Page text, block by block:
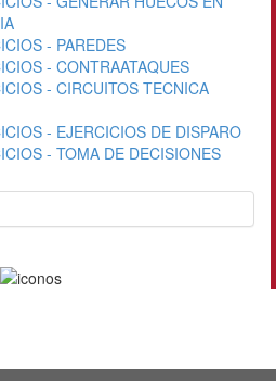
- PAREDES
- CONTRAATAQUES
- CIRCUITOS TECNICA
- EJERCICIOS DE DISPARO
- TOMA DE DECISIONES